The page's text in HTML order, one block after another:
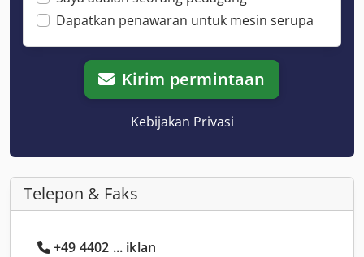
Dapatkan penawaran untuk mesin serupa
Kirim permintaan
Kebijakan Privasi
Telepon & Faks
+49 4402 ... iklan